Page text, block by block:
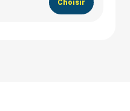
Choisir